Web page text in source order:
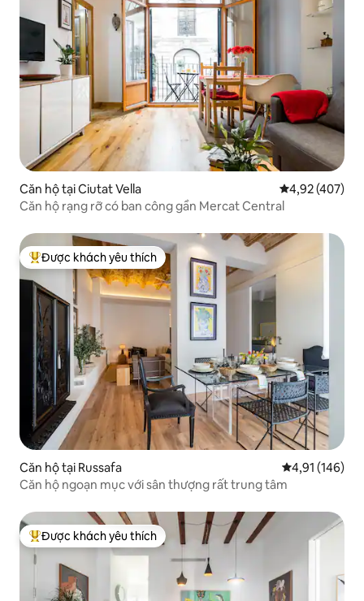
Căn hộ tại Ciutat Vella Xếp hạng
4,92 (407)
Căn hộ rạng rỡ có ban công gần Mercat Central
Được khách yêu thích nhất
Được khách yêu thích
Căn hộ tại Russafa Xếp hạng
4,91 (146)
Căn hộ ngoạn mục với sân thượng rất trung tâm
Được khách yêu thích nhất
Được khách yêu thích